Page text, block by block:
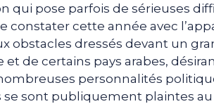
qui pose parfois de sérieuses
constater cette année avec
obstacles dressés devant un
et de certains pays arabes,
personnalités
sont publiquement plaintes